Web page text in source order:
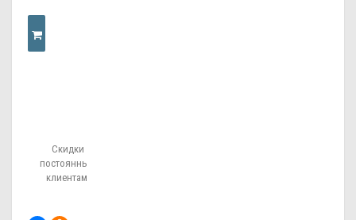
ОДИНСкидки
постоянным
клиентам!